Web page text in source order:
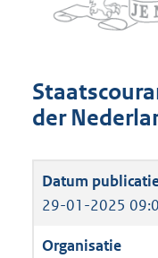
der
29-01-2025